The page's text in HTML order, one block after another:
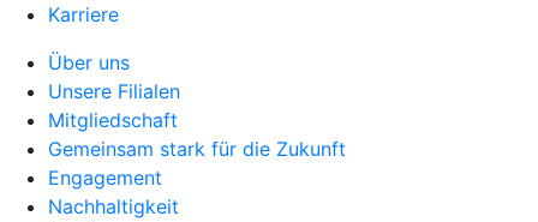
Karriere
Über uns
Unsere Filialen
Mitgliedschaft
Gemeinsam stark für die Zukunft
Engagement
Nachhaltigkeit